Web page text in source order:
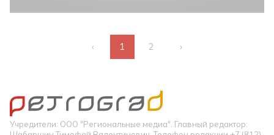
‹ 1 2 ›
Учредители: ООО "Региональные медиа". Главный редактор: